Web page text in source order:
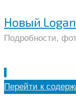
Новый Logan
Подробности,
Перейти к